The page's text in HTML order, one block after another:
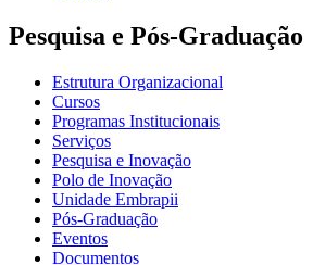
Pesquisa e Pós-Graduação
Estrutura Organizacional
Cursos
Programas Institucionais
Serviços
Pesquisa e Inovação
Polo de Inovação
Unidade Embrapii
Pós-Graduação
Eventos
Documentos